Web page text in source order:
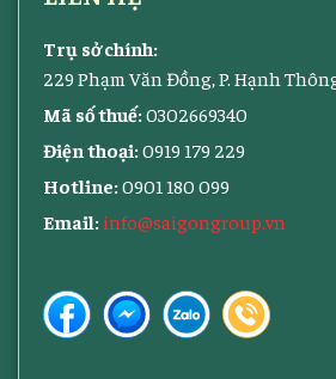
Trụ sở chính:
229 Phạm Văn Đồng, P. Hạnh
Mã số thuế:0302669340
Điện thoại:0919 179 229
Hotline:0901 180 099
Email: info@saigongroup.vn